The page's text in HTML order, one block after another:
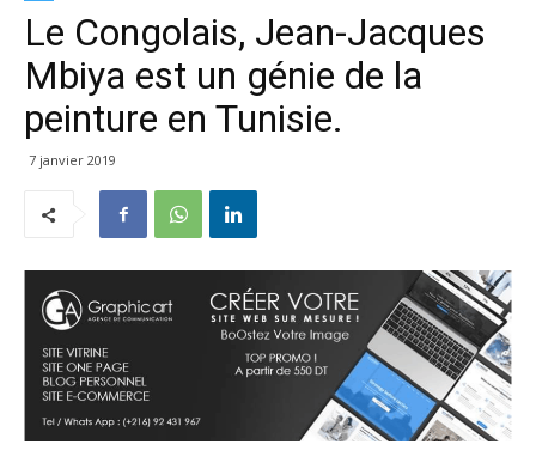
Le Congolais, Jean-Jacques
Mbiya est un génie de la
peinture en Tunisie.
7 janvier 2019